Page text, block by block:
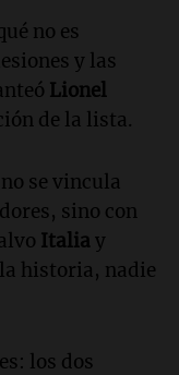
no es
y las
Lionel
de la lista.
se vincula
sino con
Italia y
historia, nadie
los dos